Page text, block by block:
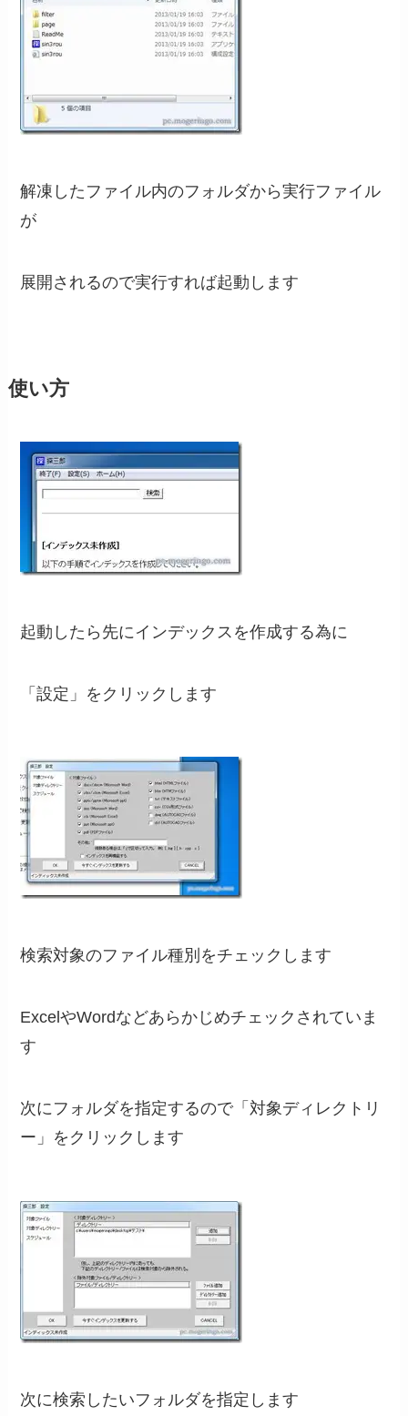
解凍したファイル内のフォルダから実行ファイル
が
展開されるので実行すれば起動します
使い方
起動したら先にインデックスを作成する為に
「設定」をクリックします
検索対象のファイル種別をチェックします
ExcelやWordなどあらかじめチェックされていま
す
次にフォルダを指定するので「対象ディレクトリ
ー」をクリックします
次に検索したいフォルダを指定します